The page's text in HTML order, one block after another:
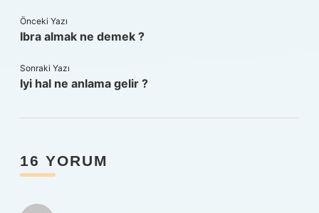
Önceki Yazı
Ibra almak ne demek ?
Sonraki Yazı
Iyi hal ne anlama gelir ?
16 YORUM